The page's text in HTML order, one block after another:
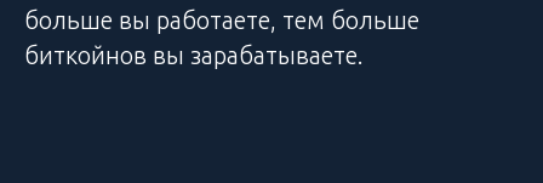
больше вы работаете, тем больше
биткойнов вы зарабатываете.